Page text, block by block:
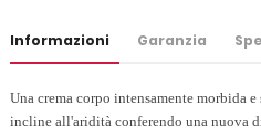
Informazioni Garanzia
Una crema corpo intensamente morbida
incline all'aridità conferendo una nuova